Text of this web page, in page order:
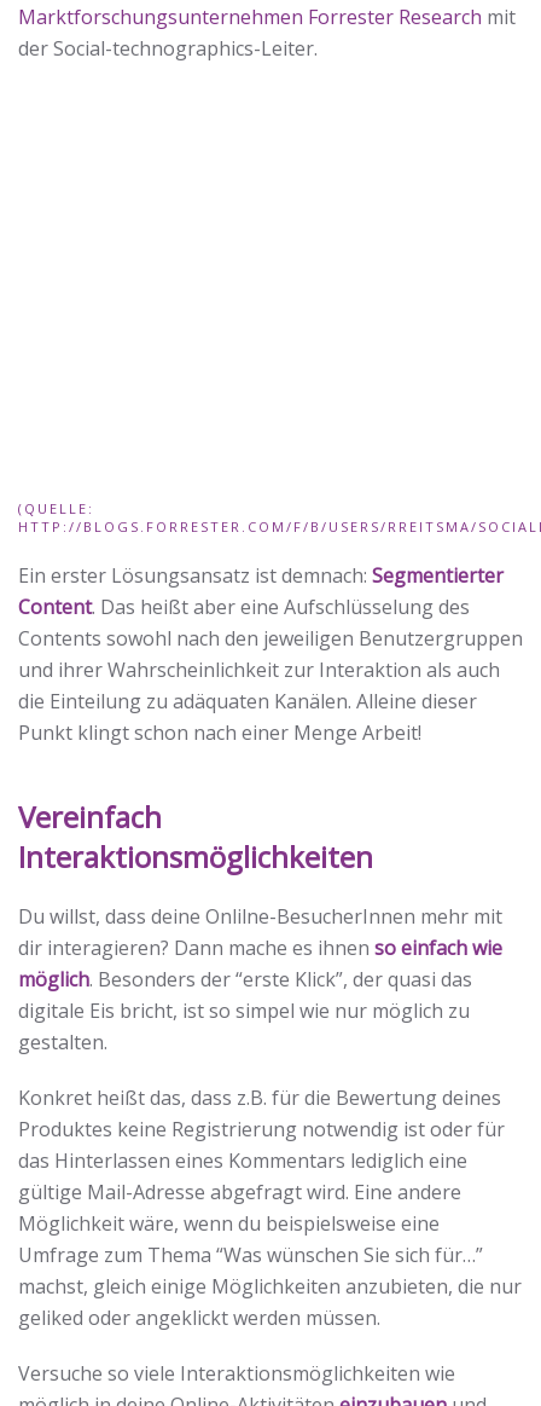
Marktforschungsunternehmen Forrester Research mit
der Social-technographics-Leiter.
(QUELLE:
HTTP://BLOGS.FORRESTER.COM/F/B/USERS/RREITSMA/
Ein erster Lösungsansatz ist demnach: Segmentierter
Content. Das heißt aber eine Aufschlüsselung des
Contents sowohl nach den jeweiligen Benutzergruppen
und ihrer Wahrscheinlichkeit zur Interaktion als auch
die Einteilung zu adäquaten Kanälen. Alleine dieser
Punkt klingt schon nach einer Menge Arbeit!
Vereinfach
Interaktionsmöglichkeiten
Du willst, dass deine Onlilne-BesucherInnen mehr mit
dir interagieren? Dann mache es ihnen so einfach wie
möglich. Besonders der “erste Klick”, der quasi das
digitale Eis bricht, ist so simpel wie nur möglich zu
gestalten.
Konkret heißt das, dass z.B. für die Bewertung deines
Produktes keine Registrierung notwendig ist oder für
das Hinterlassen eines Kommentars lediglich eine
gültige Mail-Adresse abgefragt wird. Eine andere
Möglichkeit wäre, wenn du beispielsweise eine
Umfrage zum Thema “Was wünschen Sie sich für…”
machst, gleich einige Möglichkeiten anzubieten, die nur
geliked oder angeklickt werden müssen.
Versuche so viele Interaktionsmöglichkeiten wie